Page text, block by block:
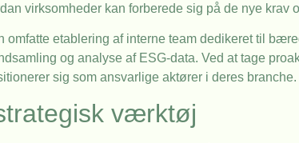
virksomheder kan forberede sig på de nye krav
omfatte etablering af interne team dedikeret til
og analyse af ESG-data. Ved at tage
sig som ansvarlige aktører i deres branche.
værktøj